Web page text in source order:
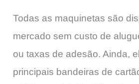
Todas as maquinetas são
mercado sem custo de
ou taxas de adesão. Ainda,
principais bandeiras de